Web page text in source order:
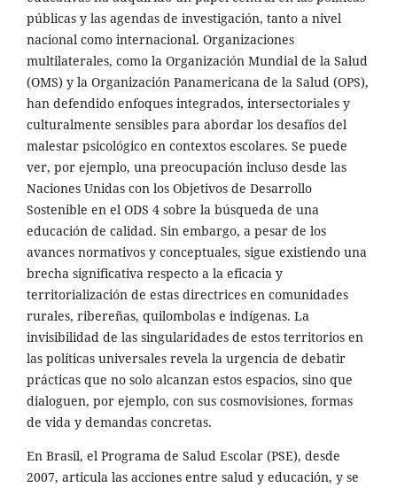
públicas y las agendas de investigación, tanto a nivel
nacional como internacional. Organizaciones
multilaterales, como la Organización Mundial de la Salud
(OMS) y la Organización Panamericana de la Salud (OPS),
han defendido enfoques integrados, intersectoriales y
culturalmente sensibles para abordar los desafíos del
malestar psicológico en contextos escolares. Se puede
ver, por ejemplo, una preocupación incluso desde las
Naciones Unidas con los Objetivos de Desarrollo
Sostenible en el ODS 4 sobre la búsqueda de una
educación de calidad. Sin embargo, a pesar de los
avances normativos y conceptuales, sigue existiendo una
brecha significativa respecto a la eficacia y
territorialización de estas directrices en comunidades
rurales, ribereñas, quilombolas e indígenas. La
invisibilidad de las singularidades de estos territorios en
las políticas universales revela la urgencia de debatir
prácticas que no solo alcanzan estos espacios, sino que
dialoguen, por ejemplo, con sus cosmovisiones, formas
de vida y demandas concretas.
En Brasil, el Programa de Salud Escolar (PSE), desde
2007, articula las acciones entre salud y educación, y se